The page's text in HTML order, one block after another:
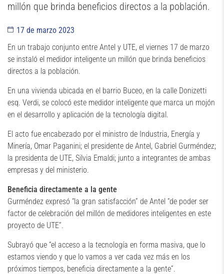
millón que brinda beneficios directos a la población.
17 de marzo 2023
En un trabajo conjunto entre Antel y UTE, el viernes 17 de marzo
se instaló el medidor inteligente un millón que brinda beneficios
directos a la población.
En una vivienda ubicada en el barrio Buceo, en la calle Donizetti
esq. Verdi, se colocó este medidor inteligente que marca un mojón
en el desarrollo y aplicación de la tecnología digital.
El acto fue encabezado por el ministro de Industria, Energía y
Minería, Omar Paganini; el presidente de Antel, Gabriel Gurméndez;
la presidenta de UTE, Silvia Emaldi; junto a integrantes de ambas
empresas y del ministerio.
Beneficia directamente a la gente
Gurméndez expresó “la gran satisfacción” de Antel “de poder ser
factor de celebración del millón de medidores inteligentes en este
proyecto de UTE”.
Subrayó que “el acceso a la tecnología en forma masiva, que lo
estamos viendo y que lo vamos a ver cada vez más en los
próximos tiempos, beneficia directamente a la gente”.